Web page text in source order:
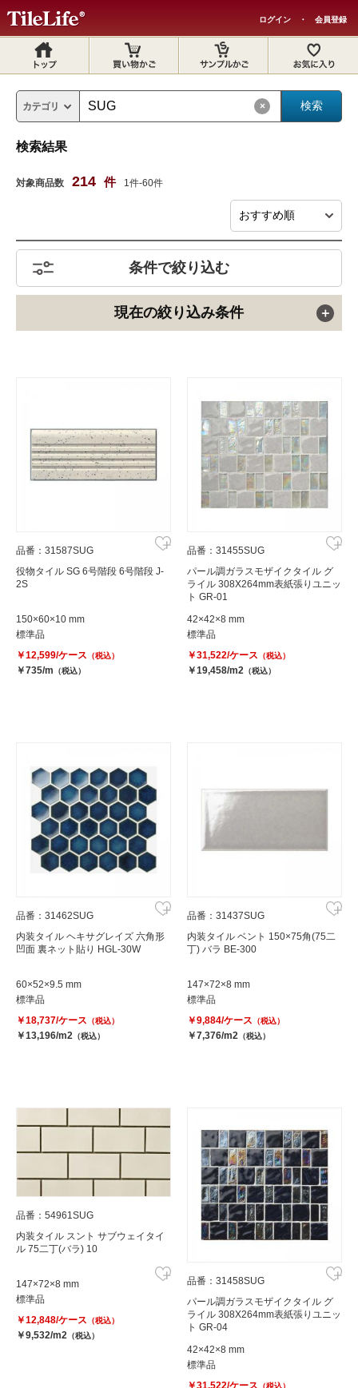
ログイン ・ 会員登録
×
検索結果
対象商品数 214 件 1件-60件
条件で絞り込む
現在の絞り込み条件
品番：31587SUG
役物タイル SG 6号階段 6号階段 J-
2S
150×60×10 mm
標準品
￥12,599/ケース （税込）
￥735/m （税込）
品番：31455SUG
パール調ガラスモザイクタイル グ
ライル 308X264mm表紙張りユニッ
ト GR-01
42×42×8 mm
標準品
￥31,522/ケース （税込）
￥19,458/m2 （税込）
品番：31462SUG
内装タイル ヘキサグレイズ 六角形
凹面 裏ネット貼り HGL-30W
60×52×9.5 mm
標準品
￥18,737/ケース （税込）
￥13,196/m2 （税込）
品番：31437SUG
内装タイル ベント 150×75角(75二
丁) バラ BE-300
147×72×8 mm
標準品
￥9,884/ケース （税込）
￥7,376/m2 （税込）
品番：54961SUG
内装タイル スント サブウェイタイ
ル 75二丁(バラ) 10
147×72×8 mm
標準品
￥12,848/ケース （税込）
￥9,532/m2 （税込）
品番：31458SUG
パール調ガラスモザイクタイル グ
ライル 308X264mm表紙張りユニッ
ト GR-04
42×42×8 mm
標準品
￥31,522/ケース （税込）